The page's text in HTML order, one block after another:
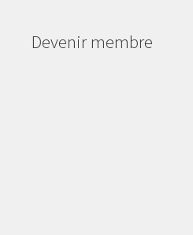
Devenir membre